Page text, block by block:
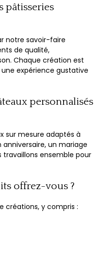
pâtisseries
notre savoir-faire
de qualité,
Chaque création est
expérience gustative
personnalisés
sur mesure adaptés à
un mariage
ensemble pour
offrez-vous ?
créations, y compris :